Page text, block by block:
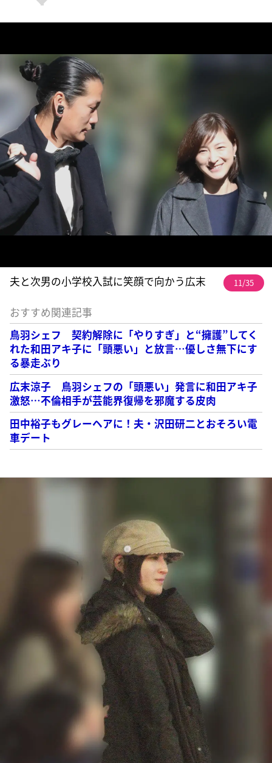
夫と次男の小学校入試に笑顔で向かう広末 11/35
おすすめ関連記事
鳥羽シェフ 契約解除に「やりすぎ」と“擁護”してく
れた和田アキ子に「頭悪い」と放言…優しさ無下にす
る暴走ぶり
広末涼子 鳥羽シェフの「頭悪い」発言に和田アキ子
激怒…不倫相手が芸能界復帰を邪魔する皮肉
田中裕子もグレーヘアに！夫・沢田研二とおそろい電
車デート